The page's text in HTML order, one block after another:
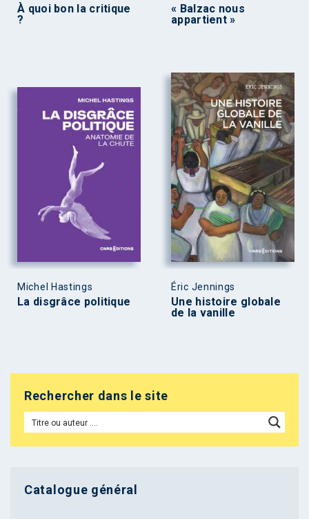
À quoi bon la critique
?
« Balzac nous
appartient »
Michel Hastings
La disgrâce politique
Éric Jennings
Une histoire globale
de la vanille
Rechercher dans le site
Catalogue général